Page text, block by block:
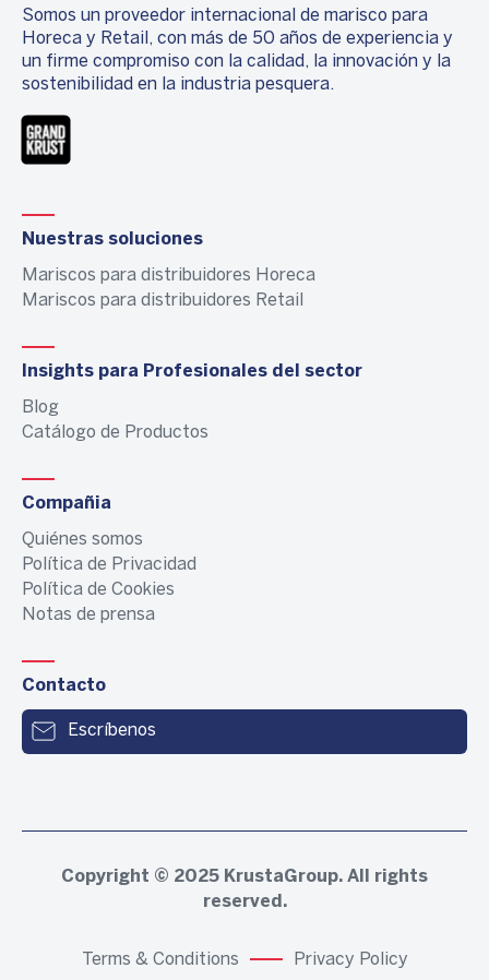
Somos un proveedor internacional de marisco para
Horeca y Retail, con más de 50 años de experiencia y
un firme compromiso con la calidad, la innovación y la
sostenibilidad en la industria pesquera.
Nuestras soluciones
Mariscos para distribuidores Horeca
Mariscos para distribuidores Retail
Insights para Profesionales del sector
Blog
Catálogo de Productos
Compañia
Quiénes somos
Política de Privacidad
Política de Cookies
Notas de prensa
Contacto
Escríbenos
Copyright © 2025 KrustaGroup. All rights
reserved.
Terms & Conditions Privacy Policy